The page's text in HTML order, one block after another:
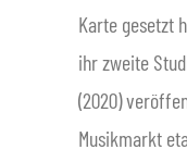
Karte gesetzt
ihr zweite
(2020)
Musikmarkt